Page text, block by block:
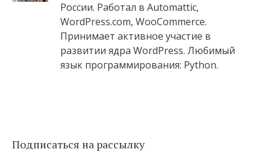
России. Работал в Automattic,
WordPress.com, WooCommerce.
Принимает активное участие в
развитии ядра WordPress. Любимый
язык программирования: Python.
Подписаться на рассылку